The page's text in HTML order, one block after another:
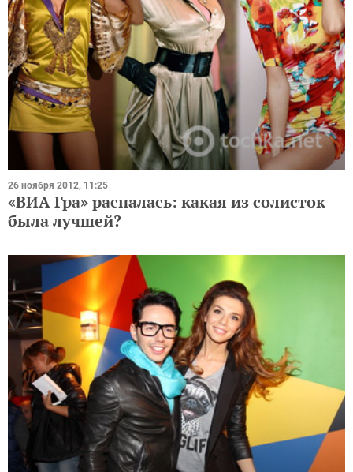
26 ноября 2012, 11:25
«ВИА Гра» распалась: какая из солисток
была лучшей?